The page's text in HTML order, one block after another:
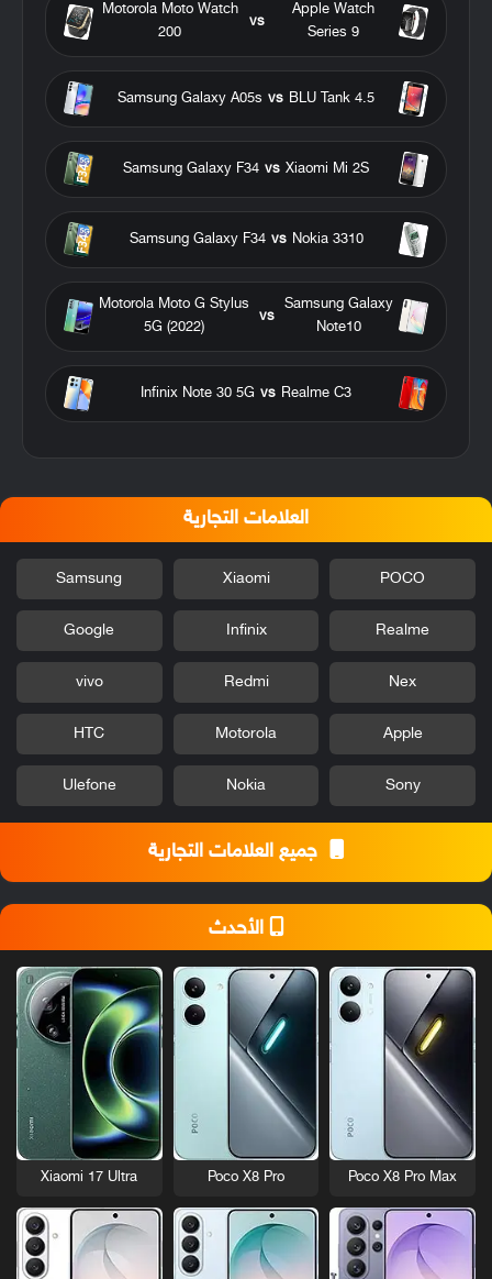
Apple Watch
Series 9
vs
Motorola Moto Watch
200
BLU Tank 4.5
vs
Samsung Galaxy A05s
Xiaomi Mi 2S
vs
Samsung Galaxy F34
Nokia 3310
vs
Samsung Galaxy F34
Samsung Galaxy
Note10
vs
Motorola Moto G Stylus
5G (2022)
Realme C3
vs
Infinix Note 30 5G
العلامات التجارية
POCO
Xiaomi
Samsung
Realme
Infinix
Google
Nex
Redmi
vivo
Apple
Motorola
HTC
Sony
Nokia
Ulefone
جميع العلامات التجارية
الأحدث
Poco X8 Pro Max
Poco X8 Pro
Xiaomi 17 Ultra